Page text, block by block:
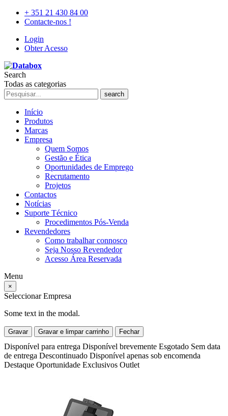
+ 351 21 430 84 00
Contacte-nos !
Login
Obter Acesso
Search
Todas as categorias
search
Início
Produtos
Marcas
Empresa
Quem Somos
Gestão e Ética
Oportunidades de Emprego
Recrutamento
Projetos
Contactos
Notícias
Suporte Técnico
Procedimentos Pós-Venda
Revendedores
Como trabalhar connosco
Seja Nosso Revendedor
Acesso Área Reservada
Menu
×
Seleccionar Empresa
Some text in the modal.
Gravar Gravar e limpar carrinho Fechar
Disponível para entrega Disponível brevemente Esgotado Sem data
de entrega Descontinuado Disponível apenas sob encomenda
Destaque Oportunidade Exclusivos Outlet